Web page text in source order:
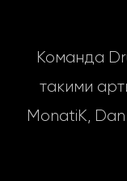
Команда
такими
MonatiK,